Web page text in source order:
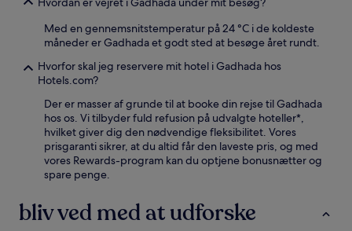
Med en gennemsnitstemperatur på 24 °C i de koldeste
måneder er Gadhada et godt sted at besøge året rundt.
Hvorfor skal jeg reservere mit hotel i Gadhada hos
Hotels.com?
Der er masser af grunde til at booke din rejse til Gadhada
hos os. Vi tilbyder fuld refusion på udvalgte hoteller*,
hvilket giver dig den nødvendige fleksibilitet. Vores
prisgaranti sikrer, at du altid får den laveste pris, og med
vores Rewards-program kan du optjene bonusnætter og
spare penge.
bliv ved med at udforske